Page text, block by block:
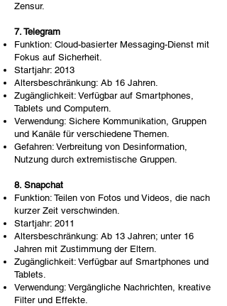
Zensur.
7. Telegram
Funktion: Cloud-basierter Messaging-Dienst mit
Fokus auf Sicherheit.
Startjahr: 2013
Altersbeschränkung: Ab 16 Jahren.
Zugänglichkeit: Verfügbar auf Smartphones,
Tablets und Computern.
Verwendung: Sichere Kommunikation, Gruppen
und Kanäle für verschiedene Themen.
Gefahren: Verbreitung von Desinformation,
Nutzung durch extremistische Gruppen.
8. Snapchat
Funktion: Teilen von Fotos und Videos, die nach
kurzer Zeit verschwinden.
Startjahr: 2011
Altersbeschränkung: Ab 13 Jahren; unter 16
Jahren mit Zustimmung der Eltern.
Zugänglichkeit: Verfügbar auf Smartphones und
Tablets.
Verwendung: Vergängliche Nachrichten, kreative
Filter und Effekte.